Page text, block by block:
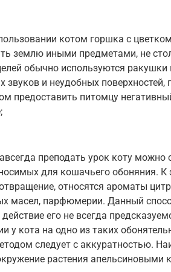
котом горшка с
землю иными предметами, не
обычно используются
звуков и неудобных
предоставить питомцу
преподать урок коту
для кошачьего обоняния.
относятся ароматы
масел, парфюмерии. Данный
его не всегда
у кота на одно из таких
следует с аккуратностью.
растения апельсиновыми